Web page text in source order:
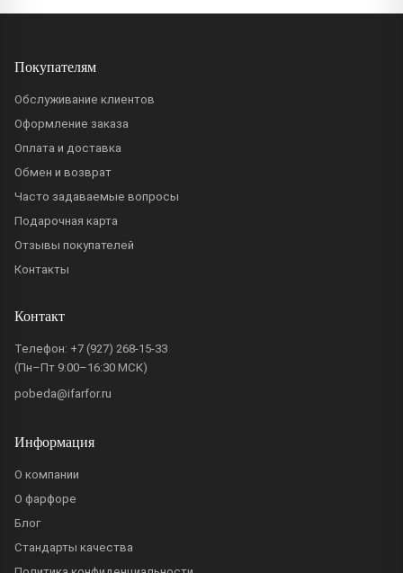
Покупателям
Обслуживание клиентов
Оформление заказа
Оплата и доставка
Обмен и возврат
Часто задаваемые вопросы
Подарочная карта
Отзывы покупателей
Контакты
Контакт
Телефон: +7 (927) 268-15-33
(Пн–Пт 9:00–16:30 МСК)
pobeda@ifarfor.ru
Информация
О компании
О фарфоре
Блог
Стандарты качества